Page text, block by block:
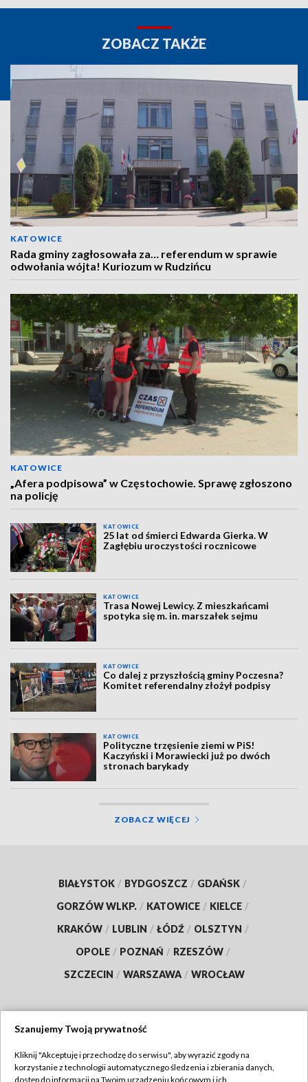
ZOBACZ TAKŻE
KATOWICE
Rada gminy zagłosowała za… referendum w sprawie
odwołania wójta! Kuriozum w Rudzińcu
KATOWICE
„Afera podpisowa” w Częstochowie. Sprawę zgłoszono
na policję
KATOWICE
25 lat od śmierci Edwarda Gierka. W
Zagłębiu uroczystości rocznicowe
KATOWICE
Trasa Nowej Lewicy. Z mieszkańcami
spotyka się m. in. marszałek sejmu
KATOWICE
Co dalej z przyszłością gminy Poczesna?
Komitet referendalny złożył podpisy
KATOWICE
Polityczne trzęsienie ziemi w PiS!
Kaczyński i Morawiecki już po dwóch
stronach barykady
ZOBACZ WIĘCEJ
BIAŁYSTOK / BYDGOSZCZ / GDAŃSK /
GORZÓW WLKP. / KATOWICE / KIELCE /
KRAKÓW / LUBLIN / ŁÓDŹ / OLSZTYN /
OPOLE / POZNAŃ / RZESZÓW /
SZCZECIN / WARSZAWA / WROCŁAW
TVP
Szanujemy Twoją prywatność
Kliknij "Akceptuję i przechodzę do serwisu", aby wyrazić zgody na
korzystanie z technologii automatycznego śledzenia i zbierania danych,
dostęp do informacji na Twoim urządzeniu końcowym i ich